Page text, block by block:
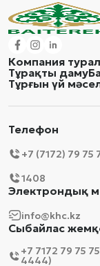
Компания
Тұрақты даму
Тұрғын үй
Телефон
+7 (7172) 79 75
1408
Электрондық
info@khc.kz
Сыбайлас
+7 7172 79 75
4444)